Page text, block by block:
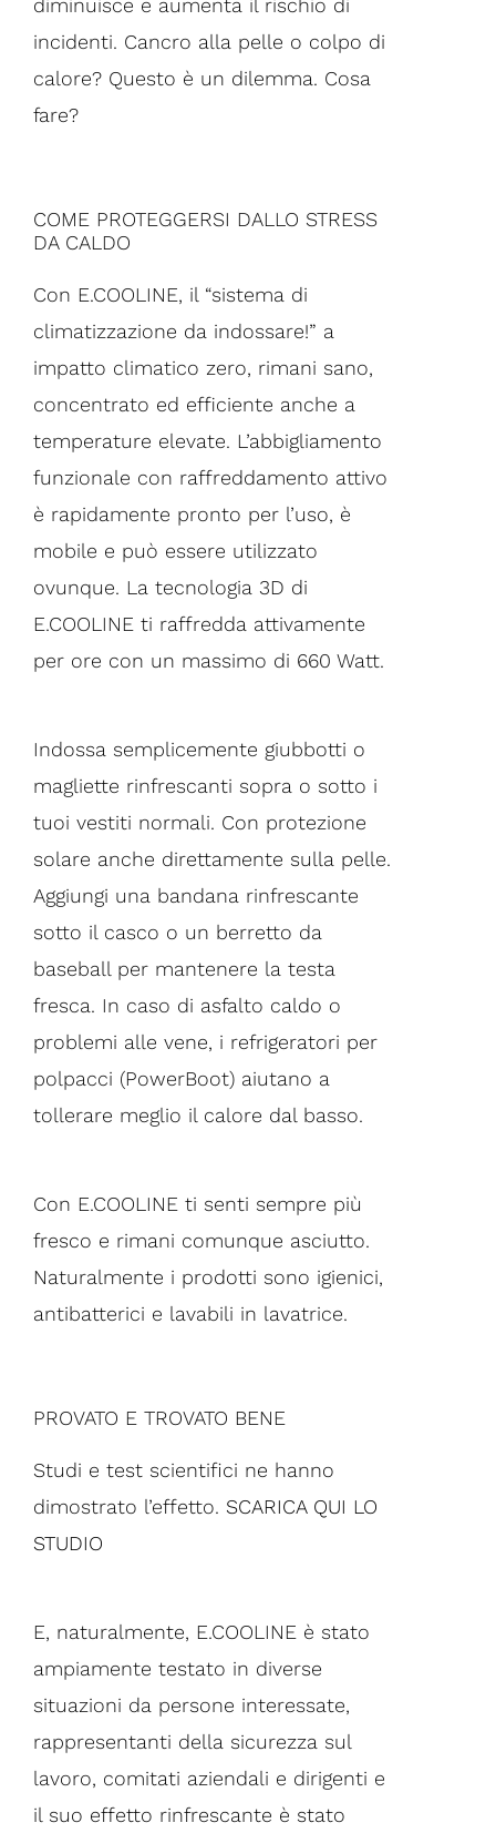
diminuisce e aumenta il rischio di
incidenti. Cancro alla pelle o colpo di
calore? Questo è un dilemma. Cosa
fare?
COME PROTEGGERSI DALLO STRESS
DA CALDO
Con E.COOLINE, il “sistema di
climatizzazione da indossare!” a
impatto climatico zero, rimani sano,
concentrato ed efficiente anche a
temperature elevate. L’abbigliamento
funzionale con raffreddamento attivo
è rapidamente pronto per l’uso, è
mobile e può essere utilizzato
ovunque. La tecnologia 3D di
E.COOLINE ti raffredda attivamente
per ore con un massimo di 660 Watt.
Indossa semplicemente giubbotti o
magliette rinfrescanti sopra o sotto i
tuoi vestiti normali. Con protezione
solare anche direttamente sulla pelle.
Aggiungi una bandana rinfrescante
sotto il casco o un berretto da
baseball per mantenere la testa
fresca. In caso di asfalto caldo o
problemi alle vene, i refrigeratori per
polpacci (PowerBoot) aiutano a
tollerare meglio il calore dal basso.
Con E.COOLINE ti senti sempre più
fresco e rimani comunque asciutto.
Naturalmente i prodotti sono igienici,
antibatterici e lavabili in lavatrice.
PROVATO E TROVATO BENE
Studi e test scientifici ne hanno
dimostrato l’effetto. SCARICA QUI LO
STUDIO
E, naturalmente, E.COOLINE è stato
ampiamente testato in diverse
situazioni da persone interessate,
rappresentanti della sicurezza sul
lavoro, comitati aziendali e dirigenti e
il suo effetto rinfrescante è stato